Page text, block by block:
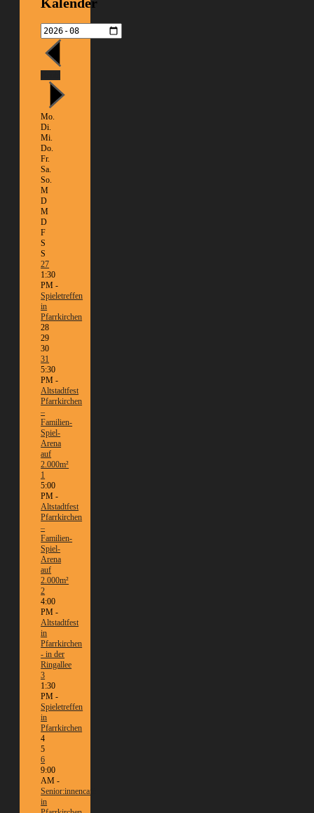
Mo.
Di.
Mi.
Do.
Fr.
Sa.
So.
M
D
M
D
F
S
S
27
1:30
PM -
Spieletreffen
in
Pfarrkirchen
28
29
30
31
5:30
PM -
Altstadtfest
Pfarrkirchen
–
Familien-
Spiel-
Arena
auf
2.000m²
1
5:00
PM -
Altstadtfest
Pfarrkirchen
–
Familien-
Spiel-
Arena
auf
2.000m²
2
4:00
PM -
Altstadtfest
in
Pfarrkirchen
- in der
Ringallee
3
1:30
PM -
Spieletreffen
in
Pfarrkirchen
4
5
6
9:00
AM -
Senior:innencafé
in